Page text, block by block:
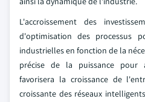
L'accroissement des
d'optimisation des processus
industrielles en fonction de la
précise de la puissance pour
favorisera la croissance de
croissante des réseaux